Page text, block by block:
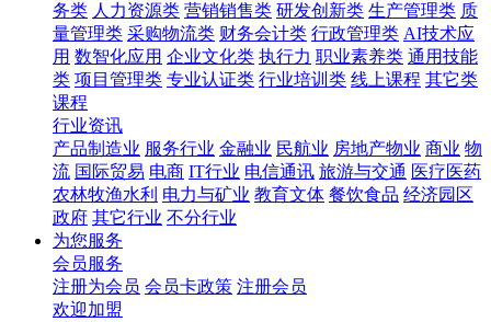
务类 人力资源类 营销销售类 研发创新类 生产管理类 质
量管理类 采购物流类 财务会计类 行政管理类 AI技术应
用 数智化应用 企业文化类 执行力 职业素养类 通用技能
类 项目管理类 专业认证类 行业培训类 线上课程 其它类
课程
行业资讯
产品制造业 服务行业 金融业 民航业 房地产物业 商业 物
流 国际贸易 电商 IT行业 电信通讯 旅游与交通 医疗医药
农林牧渔水利 电力与矿业 教育文体 餐饮食品 经济园区
政府 其它行业 不分行业
为您服务
会员服务
注册为会员 会员卡政策 注册会员
欢迎加盟